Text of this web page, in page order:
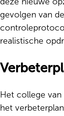
gevolgen van
realistische
Het college
het